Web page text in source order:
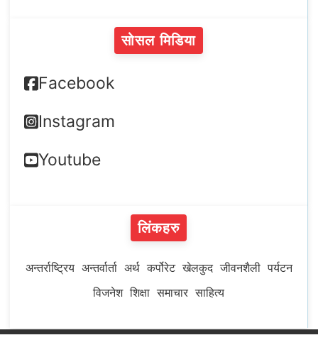
सोसल मिडिया
Facebook
Instagram
Youtube
लिंकहरु
अन्तर्राष्ट्रिय अन्तर्वार्ता अर्थ कर्पोरेट खेलकुद जीवनशैली पर्यटन
विजनेश शिक्षा समाचार साहित्य